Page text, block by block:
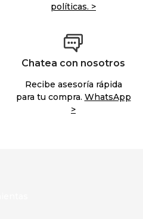
políticas. >
Chatea con nosotros
Recibe asesoría rápida
para tu compra. WhatsApp
>